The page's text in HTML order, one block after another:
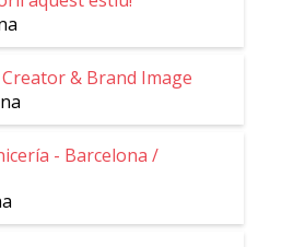
& Brand Image
- Barcelona /